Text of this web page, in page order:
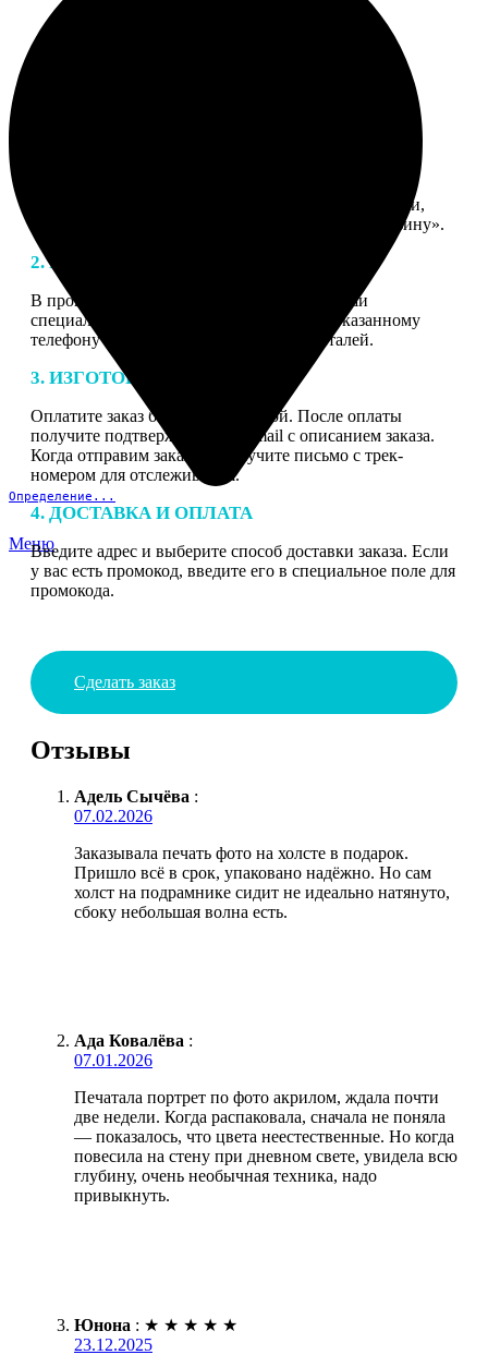
Определение...
Меню
Нажмите «Сделать заказ», выберите тип продукции,
загрузите фотографии, нажмите «Добавить в корзину».
2. МАКЕТ
В процессе подготовки заказа к печати наши
специалисты могут связаться с Вами по указанному
телефону или email для согласования деталей.
3. ИЗГОТОВЛЕНИЕ
Оплатите заказ банковской картой. После оплаты
получите подтверждение на email с описанием заказа.
Когда отправим заказ вы получите письмо с трек-
номером для отслеживания.
4. ДОСТАВКА И ОПЛАТА
Введите адрес и выберите способ доставки заказа. Если
у вас есть промокод, введите его в специальное поле для
промокода.
Сделать заказ
Отзывы
Адель Сычёва :
07.02.2026
Заказывала печать фото на холсте в подарок.
Пришло всё в срок, упаковано надёжно. Но сам
холст на подрамнике сидит не идеально натянуто,
сбоку небольшая волна есть.
Ада Ковалёва :
07.01.2026
Печатала портрет по фото акрилом, ждала почти
две недели. Когда распаковала, сначала не поняла
— показалось, что цвета неестественные. Но когда
повесила на стену при дневном свете, увидела всю
глубину, очень необычная техника, надо
привыкнуть.
Юнона : ★ ★ ★ ★ ★
23.12.2025